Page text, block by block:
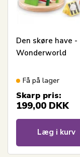
Den skøre have -
Wonderworld
Få på lager
Skarp pris:
199,00 DKK
Læg i kurv